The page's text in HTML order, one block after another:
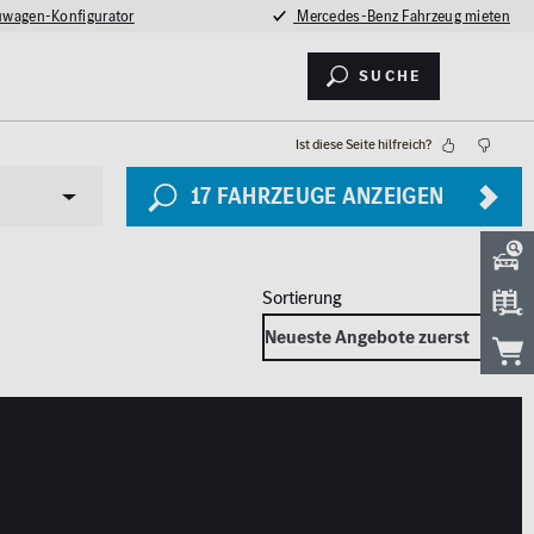
Konfigurator Mercedes-Benz Fahrzeug mieten
Suche
Ist diese Seite hilfreich?
17 FAHRZEUGE ANZEIGEN